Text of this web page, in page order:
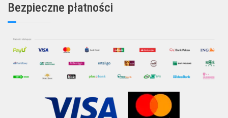
Bezpieczne płatności